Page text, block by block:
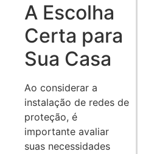
A Escolha
Certa para
Sua Casa
Ao considerar a
instalação de redes de
proteção, é
importante avaliar
suas necessidades